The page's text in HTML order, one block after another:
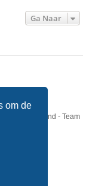
om de
Ga Naar
Club Nederland - Team